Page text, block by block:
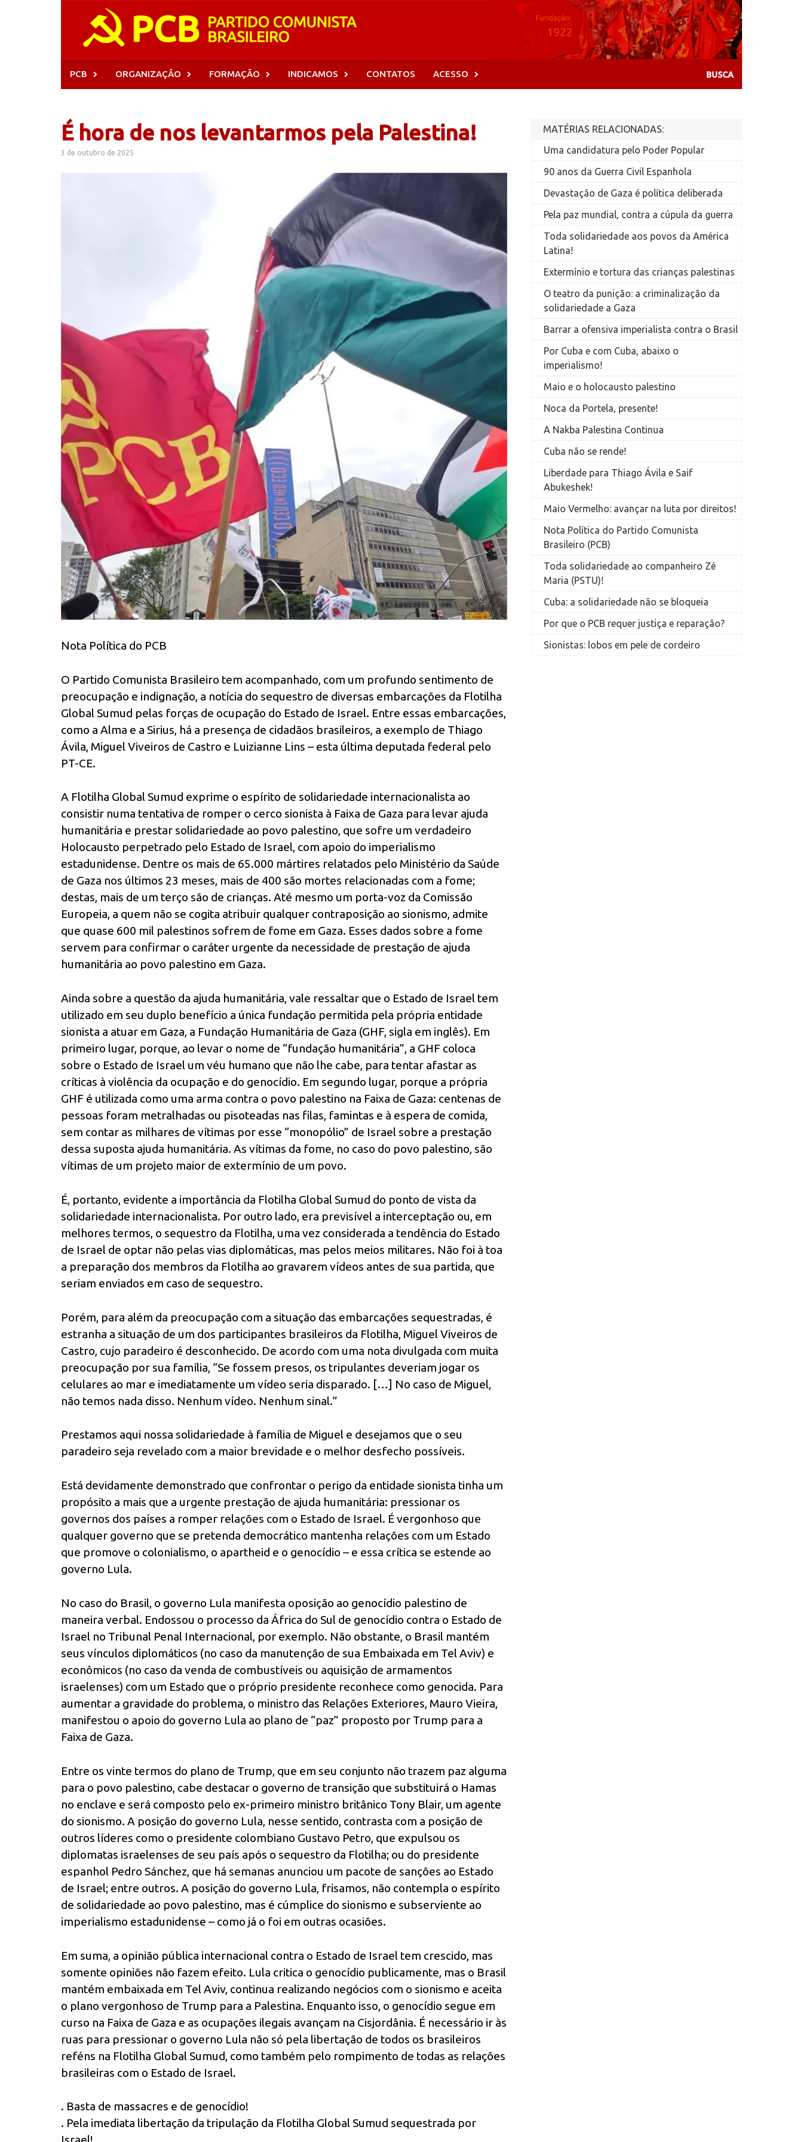
PCB ORGANIZAÇÃO FORMAÇÃO INDICAMOS CONTATOS ACESSO
É hora de nos levantarmos pela Palestina!
3 de outubro de 2025
Nota Política do PCB
O Partido Comunista Brasileiro tem acompanhado, com um profundo sentimento de
preocupação e indignação, a notícia do sequestro de diversas embarcações da Flotilha
Global Sumud pelas forças de ocupação do Estado de Israel. Entre essas embarcações,
como a Alma e a Sirius, há a presença de cidadãos brasileiros, a exemplo de Thiago
Ávila, Miguel Viveiros de Castro e Luizianne Lins – esta última deputada federal pelo
PT-CE.
A Flotilha Global Sumud exprime o espírito de solidariedade internacionalista ao
consistir numa tentativa de romper o cerco sionista à Faixa de Gaza para levar ajuda
humanitária e prestar solidariedade ao povo palestino, que sofre um verdadeiro
Holocausto perpetrado pelo Estado de Israel, com apoio do imperialismo
estadunidense. Dentre os mais de 65.000 mártires relatados pelo Ministério da Saúde
de Gaza nos últimos 23 meses, mais de 400 são mortes relacionadas com a fome;
destas, mais de um terço são de crianças. Até mesmo um porta-voz da Comissão
Europeia, a quem não se cogita atribuir qualquer contraposição ao sionismo, admite
que quase 600 mil palestinos sofrem de fome em Gaza. Esses dados sobre a fome
servem para confirmar o caráter urgente da necessidade de prestação de ajuda
humanitária ao povo palestino em Gaza.
Ainda sobre a questão da ajuda humanitária, vale ressaltar que o Estado de Israel tem
utilizado em seu duplo benefício a única fundação permitida pela própria entidade
sionista a atuar em Gaza, a Fundação Humanitária de Gaza (GHF, sigla em inglês). Em
primeiro lugar, porque, ao levar o nome de “fundação humanitária”, a GHF coloca
sobre o Estado de Israel um véu humano que não lhe cabe, para tentar afastar as
críticas à violência da ocupação e do genocídio. Em segundo lugar, porque a própria
GHF é utilizada como uma arma contra o povo palestino na Faixa de Gaza: centenas de
pessoas foram metralhadas ou pisoteadas nas filas, famintas e à espera de comida,
sem contar as milhares de vítimas por esse “monopólio” de Israel sobre a prestação
dessa suposta ajuda humanitária. As vítimas da fome, no caso do povo palestino, são
vítimas de um projeto maior de extermínio de um povo.
É, portanto, evidente a importância da Flotilha Global Sumud do ponto de vista da
solidariedade internacionalista. Por outro lado, era previsível a interceptação ou, em
melhores termos, o sequestro da Flotilha, uma vez considerada a tendência do Estado
de Israel de optar não pelas vias diplomáticas, mas pelos meios militares. Não foi à toa
a preparação dos membros da Flotilha ao gravarem vídeos antes de sua partida, que
seriam enviados em caso de sequestro.
Porém, para além da preocupação com a situação das embarcações sequestradas, é
estranha a situação de um dos participantes brasileiros da Flotilha, Miguel Viveiros de
Castro, cujo paradeiro é desconhecido. De acordo com uma nota divulgada com muita
preocupação por sua família, “Se fossem presos, os tripulantes deveriam jogar os
celulares ao mar e imediatamente um vídeo seria disparado. […] No caso de Miguel,
não temos nada disso. Nenhum vídeo. Nenhum sinal.”
Prestamos aqui nossa solidariedade à família de Miguel e desejamos que o seu
paradeiro seja revelado com a maior brevidade e o melhor desfecho possíveis.
Está devidamente demonstrado que confrontar o perigo da entidade sionista tinha um
propósito a mais que a urgente prestação de ajuda humanitária: pressionar os
governos dos países a romper relações com o Estado de Israel. É vergonhoso que
qualquer governo que se pretenda democrático mantenha relações com um Estado
que promove o colonialismo, o apartheid e o genocídio – e essa crítica se estende ao
governo Lula.
No caso do Brasil, o governo Lula manifesta oposição ao genocídio palestino de
maneira verbal. Endossou o processo da África do Sul de genocídio contra o Estado de
Israel no Tribunal Penal Internacional, por exemplo. Não obstante, o Brasil mantém
seus vínculos diplomáticos (no caso da manutenção de sua Embaixada em Tel Aviv) e
econômicos (no caso da venda de combustíveis ou aquisição de armamentos
israelenses) com um Estado que o próprio presidente reconhece como genocida. Para
aumentar a gravidade do problema, o ministro das Relações Exteriores, Mauro Vieira,
manifestou o apoio do governo Lula ao plano de “paz” proposto por Trump para a
Faixa de Gaza.
Entre os vinte termos do plano de Trump, que em seu conjunto não trazem paz alguma
para o povo palestino, cabe destacar o governo de transição que substituirá o Hamas
no enclave e será composto pelo ex-primeiro ministro britânico Tony Blair, um agente
do sionismo. A posição do governo Lula, nesse sentido, contrasta com a posição de
outros líderes como o presidente colombiano Gustavo Petro, que expulsou os
diplomatas israelenses de seu país após o sequestro da Flotilha; ou do presidente
espanhol Pedro Sánchez, que há semanas anunciou um pacote de sanções ao Estado
de Israel; entre outros. A posição do governo Lula, frisamos, não contempla o espírito
de solidariedade ao povo palestino, mas é cúmplice do sionismo e subserviente ao
imperialismo estadunidense – como já o foi em outras ocasiões.
Em suma, a opinião pública internacional contra o Estado de Israel tem crescido, mas
somente opiniões não fazem efeito. Lula critica o genocídio publicamente, mas o Brasil
mantém embaixada em Tel Aviv, continua realizando negócios com o sionismo e aceita
o plano vergonhoso de Trump para a Palestina. Enquanto isso, o genocídio segue em
curso na Faixa de Gaza e as ocupações ilegais avançam na Cisjordânia. É necessário ir às
ruas para pressionar o governo Lula não só pela libertação de todos os brasileiros
reféns na Flotilha Global Sumud, como também pelo rompimento de todas as relações
brasileiras com o Estado de Israel.
. Basta de massacres e de genocídio!
. Pela imediata libertação da tripulação da Flotilha Global Sumud sequestrada por
MATÉRIAS RELACIONADAS:
Uma candidatura pelo Poder Popular
90 anos da Guerra Civil Espanhola
Devastação de Gaza é política deliberada
Pela paz mundial, contra a cúpula da guerra
Toda solidariedade aos povos da América
Latina!
Extermínio e tortura das crianças palestinas
O teatro da punição: a criminalização da
solidariedade a Gaza
Barrar a ofensiva imperialista contra o Brasil
Por Cuba e com Cuba, abaixo o
imperialismo!
Maio e o holocausto palestino
Noca da Portela, presente!
A Nakba Palestina Continua
Cuba não se rende!
Liberdade para Thiago Ávila e Saif
Abukeshek!
Maio Vermelho: avançar na luta por direitos!
Nota Política do Partido Comunista
Brasileiro (PCB)
Toda solidariedade ao companheiro Zé
Maria (PSTU)!
Cuba: a solidariedade não se bloqueia
Por que o PCB requer justiça e reparação?
Sionistas: lobos em pele de cordeiro